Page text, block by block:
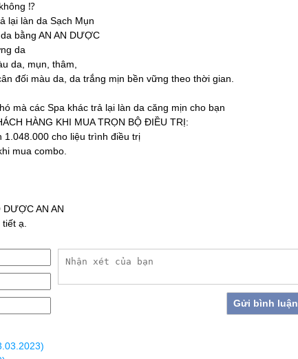
⁉️
lại làn da Sạch Mụn
bằng AN AN DƯỢC
da
da, mụn, thâm,
đối màu da, da trắng mịn bền vững theo thời gian.
mà các Spa khác trả lại làn da căng mịn cho bạn
HÀNG KHI MUA TRỌN BỘ ĐIỀU TRỊ:
1.048.000 cho liệu trình điều trị
mua combo.
DƯỢC AN AN
ạ.
Gửi bình luận